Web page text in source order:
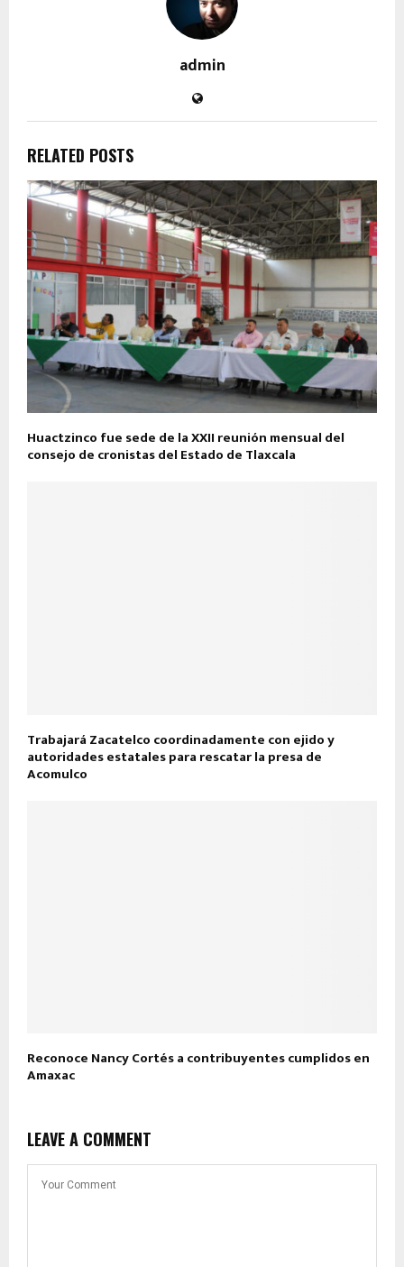
admin
RELATED POSTS
Huactzinco fue sede de la XXII reunión mensual del
consejo de cronistas del Estado de Tlaxcala
Trabajará Zacatelco coordinadamente con ejido y
autoridades estatales para rescatar la presa de
Acomulco
Reconoce Nancy Cortés a contribuyentes cumplidos en
Amaxac
LEAVE A COMMENT